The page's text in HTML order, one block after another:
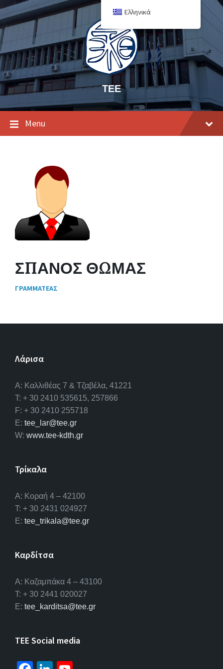
ΤΕΕ
Menu
ΣΠΑΝΟΣ ΘΩΜΑΣ
ΓΡΑΜΜΑΤΕΑΣ
Λάρισα
A: Καλλιθέας 7 & Τζαβέλα, 41221
T: + 30 2410 535615, 257866
F: + 30 2410 255718
E: tee_lar@tee.gr
W: www.tee-kdth.gr
Τρίκαλα
Α: Κοραή 4 – 42100
T: + 30 2431 024927
E: tee_trikala@tee.gr
Καρδίτσα
Α: Καζαμπάκα 4 – 43100
T: + 30 2441 020027
E: tee_karditsa@tee.gr
TEE Social media
Ελληνικά